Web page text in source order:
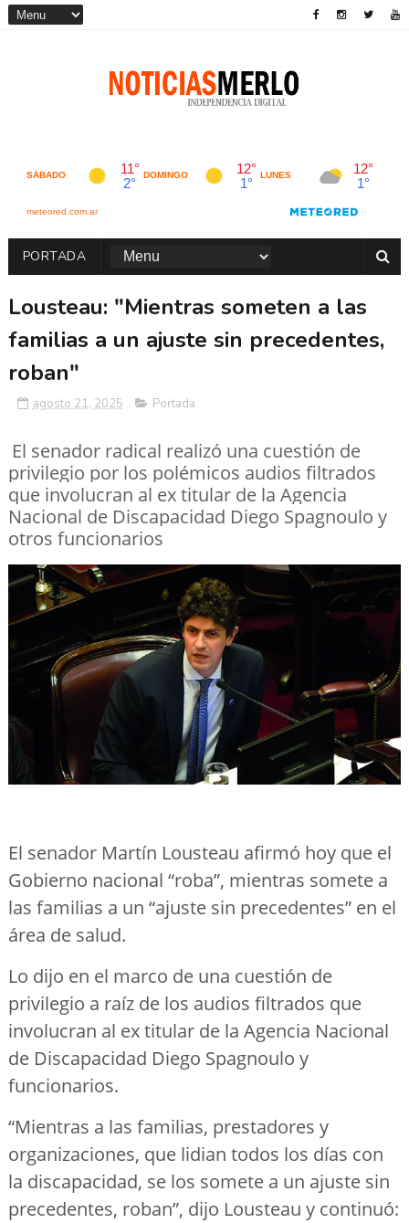
PORTADA
Lousteau: "Mientras someten a las
familias a un ajuste sin precedentes,
roban"
agosto 21, 2025 Portada
El senador radical realizó una cuestión de
privilegio por los polémicos audios filtrados
que involucran al ex titular de la Agencia
Nacional de Discapacidad Diego Spagnoulo y
otros funcionarios
El senador Martín Lousteau afirmó hoy que el
Gobierno nacional “roba”, mientras somete a
las familias a un “ajuste sin precedentes” en el
área de salud.
Lo dijo en el marco de una cuestión de
privilegio a raíz de los audios filtrados que
involucran al ex titular de la Agencia Nacional
de Discapacidad Diego Spagnoulo y
funcionarios.
“Mientras a las familias, prestadores y
organizaciones, que lidian todos los días con
la discapacidad, se los somete a un ajuste sin
precedentes, roban”, dijo Lousteau y continuó: